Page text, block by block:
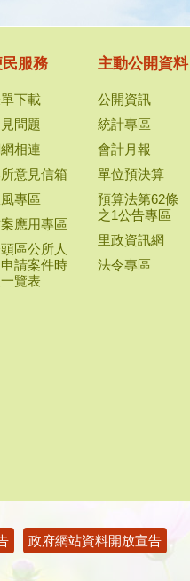
服務
下載
問題
相連
意見信箱
專區
應用專區
區公所人
請案件時
覽表
主動公開資料
公開資訊
統計專區
會計月報
單位預決算
預算法第62條
之1公告專區
里政資訊網
法令專區
政府網站資料開放宣告